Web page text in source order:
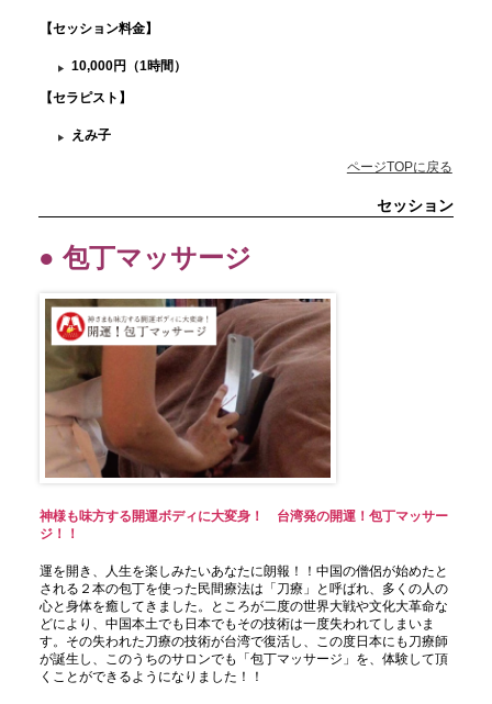
【セッション料金】
10,000円（1時間）
【セラピスト】
えみ子
ページTOPに戻る
セッション
● 包丁マッサージ
神様も味方する開運ボディに大変身！ 台湾発の開運！包丁マッサー
ジ！！
運を開き、人生を楽しみたいあなたに朗報！！中国の僧侶が始めたと
される２本の包丁を使った民間療法は「刀療」と呼ばれ、多くの人の
心と身体を癒してきました。ところが二度の世界大戦や文化大革命な
どにより、中国本土でも日本でもその技術は一度失われてしまいま
す。その失われた刀療の技術が台湾で復活し、この度日本にも刀療師
が誕生し、このうちのサロンでも「包丁マッサージ」を、体験して頂
くことができるようになりました！！